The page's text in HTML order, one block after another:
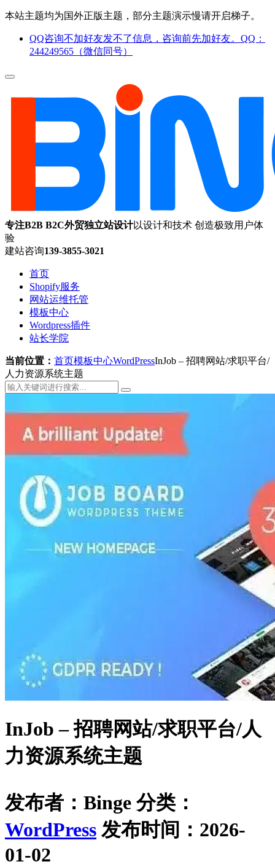
本站主题均为国外正版主题，部分主题演示慢请开启梯子。
QQ咨询不加好友发不了信息，咨询前先加好友。QQ：
244249565（微信同号）
专注B2B B2C外贸独立站设计以设计和技术 创造极致用户体
验
建站咨询139-3855-3021
首页
Shopify服务
网站运维托管
模板中心
Wordpress插件
站长学院
当前位置： 首页模板中心WordPressInJob – 招聘网站/求职平台/
人力资源系统主题
InJob – 招聘网站/求职平台/人
力资源系统主题
发布者：Binge 分类：
WordPress 发布时间：2026-
01-02